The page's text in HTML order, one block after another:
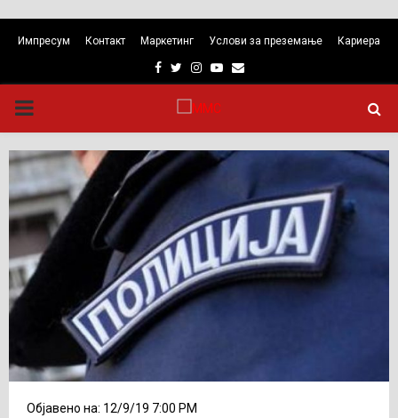
Импресум Контакт Маркетинг Услови за преземање Кариера
Facebook
TwitterInstagram
Youtube
Email
PRIMARY
MENU
Објавено на: 12/9/19 7:00 PM